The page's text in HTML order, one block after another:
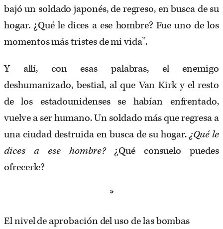
bajó un soldado japonés, de regreso, en busca de su
hogar. ¿Qué le dices a ese hombre? Fue uno de los
momentos más tristes de mi vida”.
Y allí, con esas palabras, el enemigo
deshumanizado, bestial, al que Van Kirk y el resto
de los estadounidenses se habían enfrentado,
vuelve a ser humano. Un soldado más que regresa a
una ciudad destruida en busca de su hogar.¿Qué le
dices a ese hombre?¿Qué consuelo puedes
ofrecerle?
*
El nivel de aprobación del uso de las bombas